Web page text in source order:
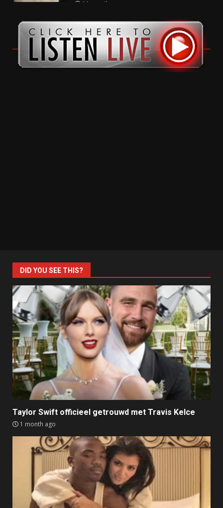
11 months ago
DID YOU SEE THIS?
Taylor Swift officieel getrouwd met Travis Kelce
1 month ago